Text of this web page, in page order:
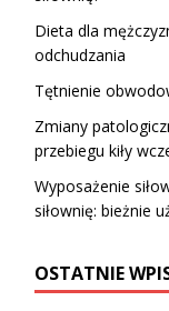
Dieta dla
odchudzania
Tętnienie
Zmiany
przebiegu kiły
Wyposażenie
siłownię: bieżnie
OSTATNIE